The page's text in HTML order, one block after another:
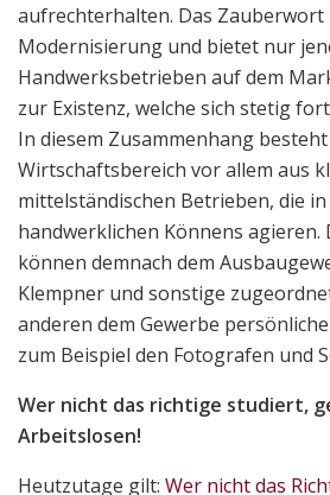
aufrechterhalten. Das
Modernisierung und bietet nur
Handwerksbetrieben auf dem
zur Existenz, welche sich stetig
In diesem Zusammenhang
Wirtschaftsbereich vor allem aus
mittelständischen Betrieben, die
handwerklichen Könnens agieren.
können demnach dem
Klempner und sonstige
anderen dem Gewerbe
zum Beispiel den Fotografen und
Wer nicht das richtige studiert,
Arbeitslosen!
Heutzutage gilt: Wer nicht das